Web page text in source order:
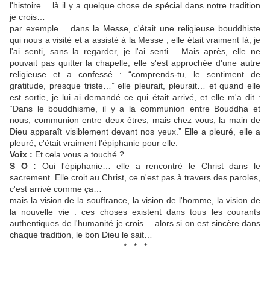
l'histoire… là il y a quelque chose de spécial dans notre tradition
je crois…
par exemple… dans la Messe, c'était une religieuse bouddhiste
qui nous a visité et a assisté à la Messe ; elle était vraiment là, je
l'ai senti, sans la regarder, je l'ai senti… Mais après, elle ne
pouvait pas quitter la chapelle, elle s'est approchée d'une autre
religieuse et a confessé : “comprends-tu, le sentiment de
gratitude, presque triste…” elle pleurait, pleurait… et quand elle
est sortie, je lui ai demandé ce qui était arrivé, et elle m'a dit :
“Dans le bouddhisme, il y a la communion entre Bouddha et
nous, communion entre deux êtres, mais chez vous, la main de
Dieu apparaît visiblement devant nos yeux.” Elle a pleuré, elle a
pleuré, c'était vraiment l'épiphanie pour elle.
Voix : Et cela vous a touché ?
S O : Oui l'épiphanie… elle a rencontré le Christ dans le
sacrement. Elle croit au Christ, ce n'est pas à travers des paroles,
c'est arrivé comme ça…
mais la vision de la souffrance, la vision de l'homme, la vision de
la nouvelle vie : ces choses existent dans tous les courants
authentiques de l'humanité je crois… alors si on est sincère dans
chaque tradition, le bon Dieu le sait…
* * *